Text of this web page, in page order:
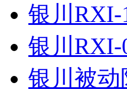
银川RXI-
银川RXI-
银川被